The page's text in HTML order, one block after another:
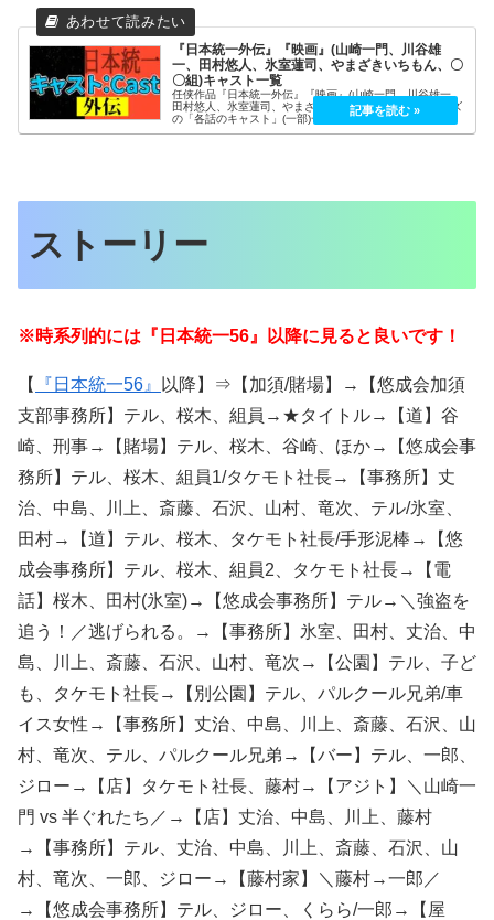
『日本統一外伝』『映画』(山崎一門、川谷雄
一、田村悠人、氷室蓮司、やまざきいちもん、〇
〇組)キャスト一覧
任侠作品『日本統一外伝』『映画』(山崎一門、川谷雄一、
田村悠人、氷室蓮司、やまざきいちもん、〇〇組)シリーズ
の「各話のキャスト」(一部)一覧を記載しています。(敬称
ストーリー
※時系列的には『日本統一56』以降に見ると良いです！
【 『日本統一56』
以降】⇒【加須/賭場】→【悠成会加須
支部事務所】テル、桜木、組員→★タイトル→【道】谷
崎、刑事→【賭場】テル、桜木、谷崎、ほか→【悠成会事
務所】テル、桜木、組員1/タケモト社長→【事務所】丈
治、中島、川上、斎藤、石沢、山村、竜次、テル/氷室、
田村→【道】テル、桜木、タケモト社長/手形泥棒→【悠
成会事務所】テル、桜木、組員2、タケモト社長→【電
話】桜木、田村(氷室)→【悠成会事務所】テル→＼強盗を
追う！／逃げられる。→【事務所】氷室、田村、丈治、中
島、川上、斎藤、石沢、山村、竜次→【公園】テル、子ど
も、タケモト社長→【別公園】テル、パルクール兄弟/車
イス女性→【事務所】丈治、中島、川上、斎藤、石沢、山
村、竜次、テル、パルクール兄弟→【バー】テル、一郎、
ジロー→【店】タケモト社長、藤村→【アジト】＼山崎一
門 vs 半ぐれたち／→【店】丈治、中島、川上、藤村
→【事務所】テル、丈治、中島、川上、斎藤、石沢、山
村、竜次、一郎、ジロー→【藤村家】＼藤村→一郎／
→【悠成会事務所】テル、ジロー、くらら/一郎→【屋